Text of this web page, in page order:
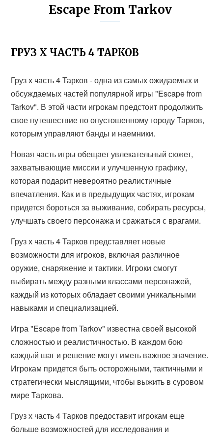
Escape From Tarkov
ГРУЗ Х ЧАСТЬ 4 ТАРКОВ
Груз х часть 4 Тарков - одна из самых ожидаемых и
обсуждаемых частей популярной игры "Escape from
Tarkov". В этой части игрокам предстоит продолжить
свое путешествие по опустошенному городу Тарков,
которым управляют банды и наемники.
Новая часть игры обещает увлекательный сюжет,
захватывающие миссии и улучшенную графику,
которая подарит невероятно реалистичные
впечатления. Как и в предыдущих частях, игрокам
придется бороться за выживание, собирать ресурсы,
улучшать своего персонажа и сражаться с врагами.
Груз х часть 4 Тарков представляет новые
возможности для игроков, включая различное
оружие, снаряжение и тактики. Игроки смогут
выбирать между разными классами персонажей,
каждый из которых обладает своими уникальными
навыками и специализацией.
Игра "Escape from Tarkov" известна своей высокой
сложностью и реалистичностью. В каждом бою
каждый шаг и решение могут иметь важное значение.
Игрокам придется быть осторожными, тактичными и
стратегически мыслящими, чтобы выжить в суровом
мире Таркова.
Груз х часть 4 Тарков предоставит игрокам еще
больше возможностей для исследования и